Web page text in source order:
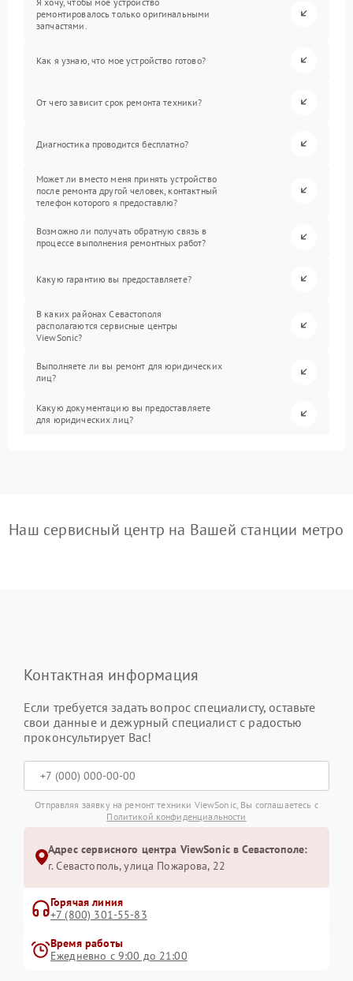
ремонтировалось только оригинальными
запчастями.
Как я узнаю, что мое устройство готово?
От чего зависит срок ремонта техники?
Диагностика проводится бесплатно?
Может ли вместо меня принять устройство
после ремонта другой человек, контактный
телефон которого я предоставлю?
Возможно ли получать обратную связь в
процессе выполнения ремонтных работ?
Какую гарантию вы предоставляете?
В каких районах Севастополя
располагаются сервисные центры
ViewSonic?
Выполняете ли вы ремонт для юридических
лиц?
Какую документацию вы предоставляете
для юридических лиц?
Наш сервисный центр на Вашей станции метро
Контактная информация
Если требуется задать вопрос специалисту, оставьте
свои данные и дежурный специалист с радостью
проконсультирует Вас!
Отправляя заявку на ремонт техники ViewSonic, Вы соглашаетесь с
Политикой конфиденциальности
Адрес сервисного центра ViewSonic в Севастополе:
г. Севастополь, улица Пожарова, 22
Горячая линия
+7 (800) 301-55-83
Время работы
Ежедневно с 9:00 до 21:00